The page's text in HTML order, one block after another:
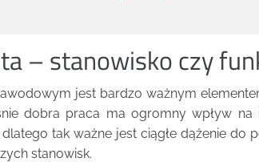
– stanowisko czy
jest bardzo ważnym
dobra praca ma ogromny wpływ
tak ważne jest ciągłe dążenie do
stanowisk.